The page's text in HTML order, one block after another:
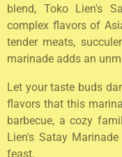
blend, Toko Lien's
complex flavors of
tender meats,
marinade adds an
Let your taste buds
flavors that this
barbecue, a cozy
Lien's Satay
feast.